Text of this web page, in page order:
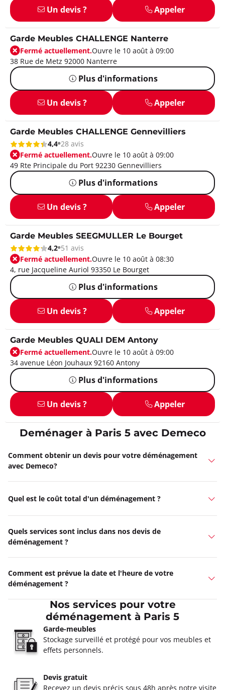
Un devis ? Appeler
Garde Meubles CHALLENGE Nanterre
Fermé actuellement.Ouvre le 10 août à 09:00
38 Rue de Metz 92000 Nanterre
Plus d'informations
Un devis ? Appeler
Garde Meubles CHALLENGE Gennevilliers
4,4 28 avis
Fermé actuellement.Ouvre le 10 août à 09:00
49 Rte Principale du Port 92230 Gennevilliers
Plus d'informations
Un devis ? Appeler
Garde Meubles SEEGMULLER Le Bourget
4,2 51 avis
Fermé actuellement.Ouvre le 10 août à 08:30
4, rue Jacqueline Auriol 93350 Le Bourget
Plus d'informations
Un devis ? Appeler
Garde Meubles QUALI DEM Antony
Fermé actuellement.Ouvre le 10 août à 09:00
34 avenue Léon Jouhaux 92160 Antony
Plus d'informations
Un devis ? Appeler
Deménager à Paris 5 avec Demeco
Comment obtenir un devis pour votre déménagement
avec Demeco?
Quel est le coût total d'un déménagement ?
Quels services sont inclus dans nos devis de
déménagement ?
Comment est prévue la date et l'heure de votre
déménagement ?
Nos services pour votre
déménagement à Paris 5
Garde-meubles
Stockage surveillé et protégé pour vos meubles et
effets personnels.
Devis gratuit
Recevez un devis précis sous 48h après notre visite